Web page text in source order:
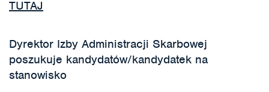
TUTAJ
Dyrektor Izby Administracji Skarbowej
poszukuje kandydatów/kandydatek na
stanowisko